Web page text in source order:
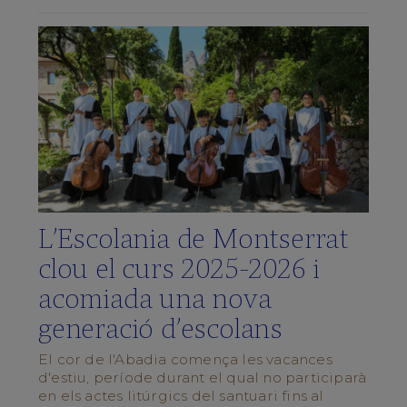
Música
La
Schola
Cantorum
Galeria
multimèdia
Quan
cantem?
L'ESCOLA
Centre
Integrat
Pla
d’estudis
Documents
del
centre
Blog
L’Escolania de Montserrat
clou el curs 2025‑2026 i
acomiada una nova
generació d’escolans
El cor de l'Abadia comença les vacances
d'estiu, període durant el qual no participarà
en els actes litúrgics del santuari fins al